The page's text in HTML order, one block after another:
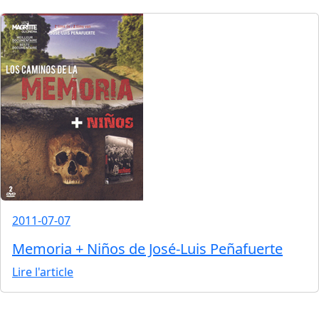
2011-07-07
Memoria + Niños de José-Luis Peñafuerte
Lire l'article